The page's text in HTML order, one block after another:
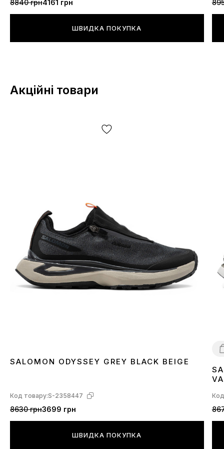
8840 грн4161 грн
ШВИДКА ПОКУПКА
Акційні товари
SALOMON ODYSSEY GREY BLACK BEIGE
Код товару:S-2358447
8630 грн3699 грн
ШВИДКА ПОКУПКА